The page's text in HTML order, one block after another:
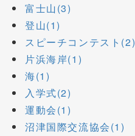
富士山(3)
登山(1)
スピーチコンテスト(2)
片浜海岸(1)
海(1)
入学式(2)
運動会(1)
沼津国際交流協会(1)